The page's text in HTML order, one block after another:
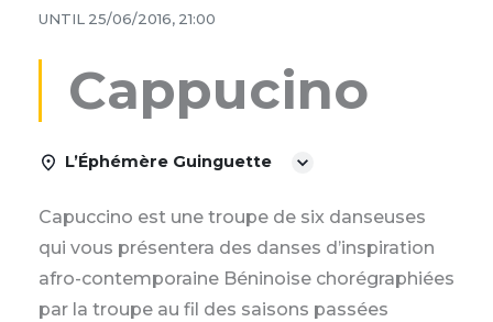
UNTIL 25/06/2016, 21:00
Cappucino
L’Éphémère Guinguette
Capuccino est une troupe de six danseuses
qui vous présentera des danses d’inspiration
afro-contemporaine Béninoise chorégraphiées
par la troupe au fil des saisons passées